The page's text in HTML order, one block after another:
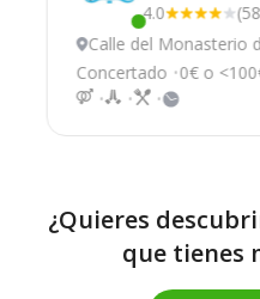
Este centro ha
4.0
Calle del Monasterio
plona
Concertado 0€ o
¿Quieres
que tienes